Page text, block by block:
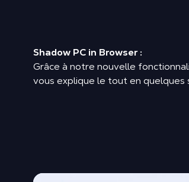
Shadow PC in Browser :
Grâce à notre nouvelle
vous explique le tout en quelques